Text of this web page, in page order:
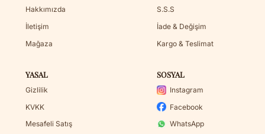
Hakkımızda
İletişim
Mağaza
S.S.S
İade & Değişim
Kargo & Teslimat
YASAL
Gizlilik
KVKK
Mesafeli Satış
SOSYAL
Instagram
Facebook
WhatsApp